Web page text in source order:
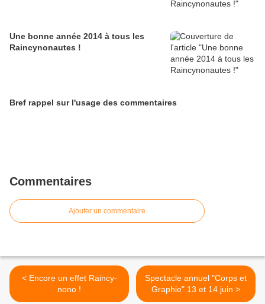
Une bonne année 2014 à tous les
Raincynonautes !
Bref rappel sur l'usage des commentaires
Commentaires
Ajouter un commentaire
< Encore un effet Raincy-
nono !
Spectacle annuel "Corps et
Graphie" 13 et 14 juin >